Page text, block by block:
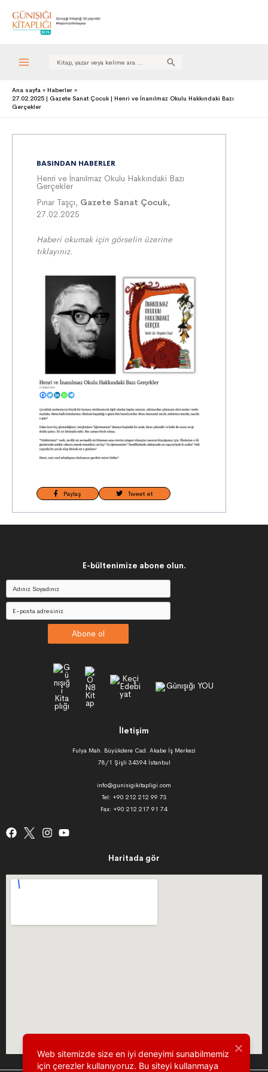
Search
Ana sayfa
Haberler
27.02.2025 | Gazete Sanat Çocuk | Henri ve İnanılmaz Okulu Hakkındaki Bazı
Gerçekler
BASINDAN HABERLER
Henri ve İnanılmaz Okulu Hakkındaki Bazı
Gerçekler
Pınar Taşçı, Gazete Sanat Çocuk,
27.02.2025
Haberi okumak için görselin üzerine
tıklayınız.
Paylaş Tweet et
E-bültenimize abone olun.
Abone ol
İletişim
Fulya Mah. Büyükdere Cad. Akabe İş Merkezi
78/1 Şişli 34394 İstanbul
info@gunisigikitapligi.com
Tel: +90 212 212 99 73
Fax: +90 212 217 91 74
Haritada gör
Web sitemizde size en iyi deneyimi sunabilmemiz
için çerezler kullanıyoruz. Bu siteyi kullanmaya